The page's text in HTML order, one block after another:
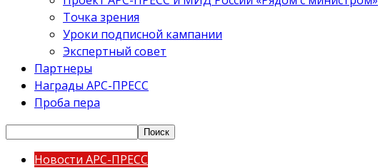
Точка зрения
Уроки подписной кампании
Экспертный совет
Партнеры
Награды АРС-ПРЕСС
Проба пера
Новости АРС-ПРЕСС